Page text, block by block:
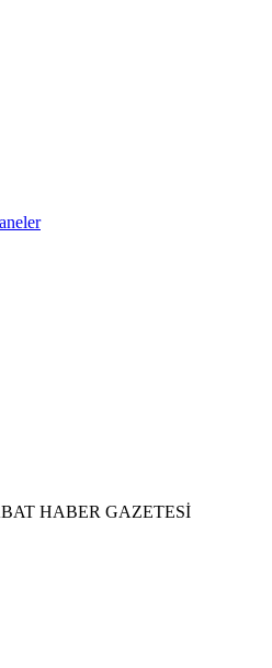
HABER GAZETESİ